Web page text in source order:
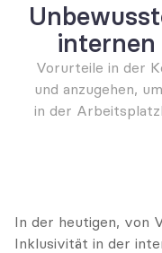
Vorurteile in der
und anzugehen,
in der
In der heutigen, von
Inklusivität in der